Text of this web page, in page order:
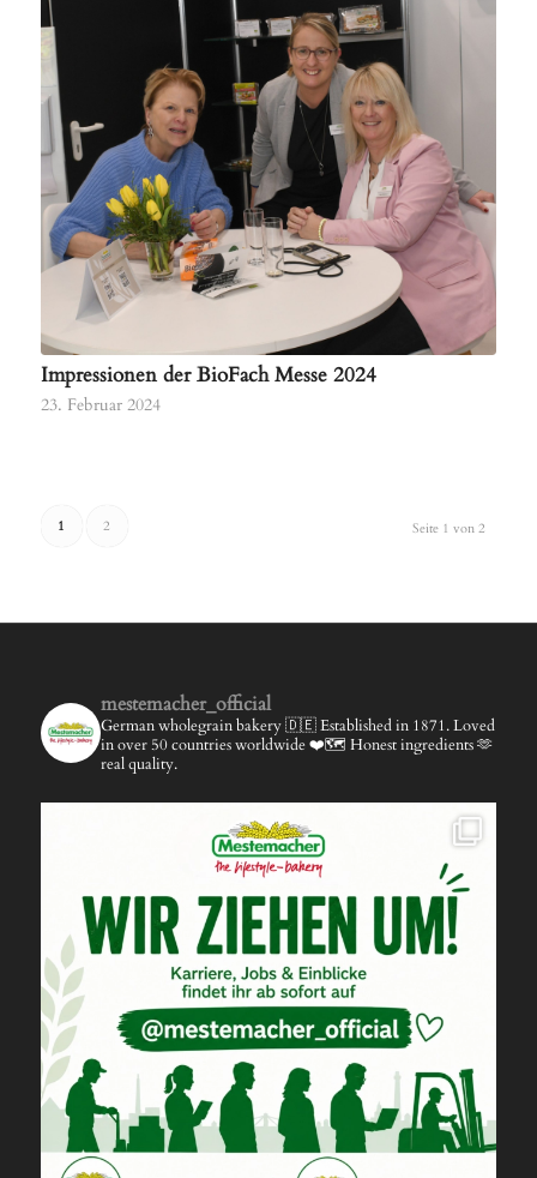
Impressionen der BioFach Messe 2024
23. Februar 2024
Seite 1 von 2
1 2
mestemacher_official
German wholegrain bakery 🇩🇪Established in 1871.Loved
in over 50 countries worldwide ❤️🗺️ Honest ingredients 🫶
real quality.